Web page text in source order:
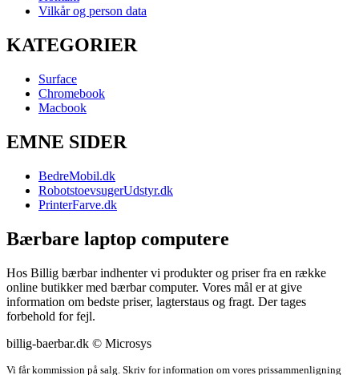
Vilkår og person data
KATEGORIER
Surface
Chromebook
Macbook
EMNE SIDER
BedreMobil.dk
RobotstoevsugerUdstyr.dk
PrinterFarve.dk
Bærbare laptop computere
Hos Billig bærbar indhenter vi produkter og priser fra en række
online butikker med bærbar computer. Vores mål er at give
information om bedste priser, lagterstaus og fragt. Der tages
forbehold for fejl.
billig-baerbar.dk © Microsys
Vi får kommission på salg. Skriv for information om vores prissammenligning